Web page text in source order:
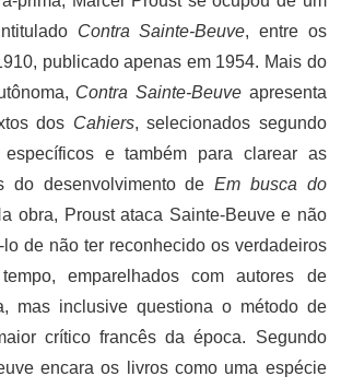
Contra Sainte-Beuve, entre os
publicado apenas em 1954. Mais do
Contra Sainte-Beuveapresenta
dos Cahiers, selecionados segundo
e também para clarear as
do desenvolvimento deEm busca do
obra, Proust ataca Sainte-Beuve e não
de não ter reconhecido os verdadeiros
emparelhados com autores de
mas inclusive questiona o método de
crítico francês da época. Segundo
encara os livros como uma espécie